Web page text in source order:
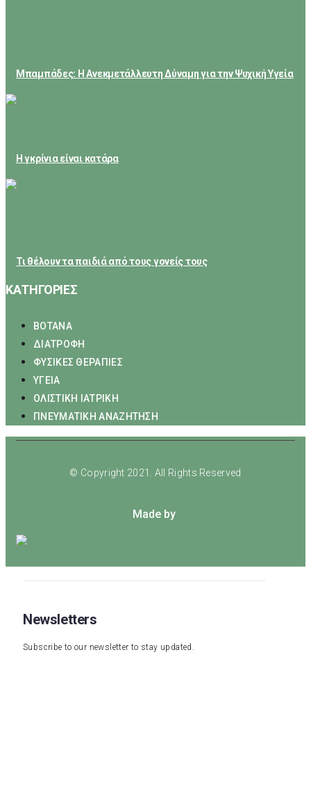
Μπαμπάδες: Η Ανεκμετάλλευτη Δύναμη για την Ψυχική Υγεία
Η γκρίνια είναι κατάρα
Τι θέλουν τα παιδιά από τους γονείς τους
ΚΑΤΗΓΟΡΙΕΣ
ΒΟΤΑΝΑ
ΔΙΑΤΡΟΦΗ
ΦΥΣΙΚΕΣ ΘΕΡΑΠΙΕΣ
ΥΓΕΙΑ
ΟΛΙΣΤΙΚΗ ΙΑΤΡΙΚΗ
ΠΝΕΥΜΑΤΙΚΗ ΑΝΑΖΗΤΗΣΗ
© Copyright 2021. All Rights Reserved
Made by
Newsletters
Subscribe to our newsletter to stay updated.